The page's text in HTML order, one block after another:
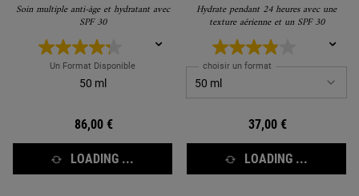
Soin multiple anti-âge et hydratant avec
SPF 30
Un Format Disponible
50 ml
86,00 €
LOADING ...
Hydrate pendant 24 heures avec une
texture aérienne et un SPF 30
choisir un format
37,00 €
LOADING ...